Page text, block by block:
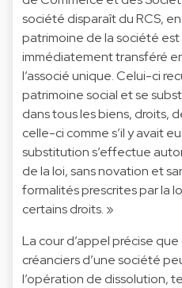
société disparaît du RCS,
patrimoine de la société
immédiatement transféré
l’associé unique. Celui-ci
patrimoine social et se
dans tous les biens, droits,
celle-ci comme s’il y avait
substitution s’effectue
de la loi, sans novation et
formalités prescrites par la
certains droits. »
La cour d’appel précise que
créanciers d’une société
l’opération de dissolution,